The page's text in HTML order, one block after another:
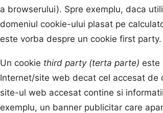
a browserului). Spre exemplu, daca
domeniul cookie-ului plasat pe
este vorba despre un cookie first party.
Un cookie third party (terta parte) este
Internet/site web decat cel accesat de
site-ul web accesat contine si
exemplu, un banner publicitar care